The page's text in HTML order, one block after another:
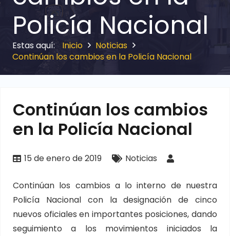
Policía Nacional
Inicio
Noticias
Continúan los cambios en la Policía Nacional
Continúan los cambios
en la Policía Nacional
15 de enero de 2019 Noticias
Continúan los cambios a lo interno de nuestra
Policía Nacional con la designación de cinco
nuevos oficiales en importantes posiciones, dando
seguimiento a los movimientos iniciados la